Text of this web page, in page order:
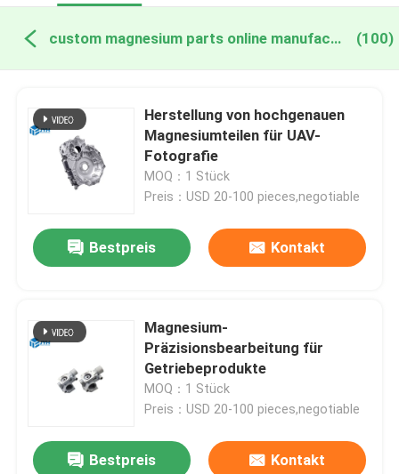
custom magnesium parts online manufacture (100)
Herstellung von hochgenauen
Magnesiumteilen für UAV-
Fotografie
MOQ：1 Stück
Preis：USD 20-100 pieces,negotiable
Bestpreis Kontakt
Magnesium-
Präzisionsbearbeitung für
Getriebeprodukte
MOQ：1 Stück
Preis：USD 20-100 pieces,negotiable
Bestpreis Kontakt